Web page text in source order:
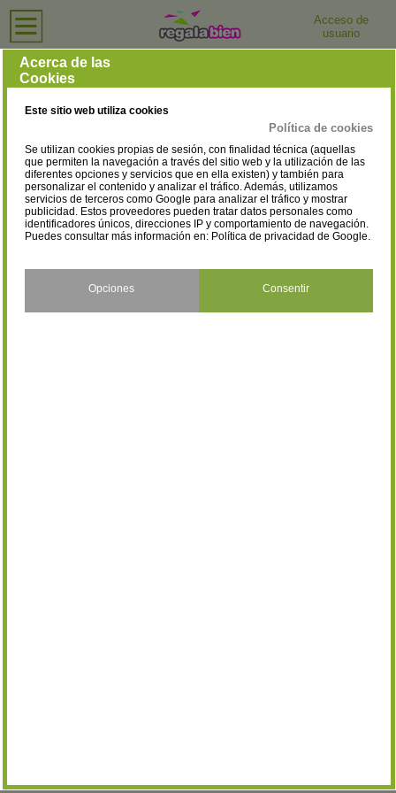
Acceso de
usuario
Joyerías y Relojerías en Lleida
Selecciona la localidad
Inicio › Joyerías y Relojerías
Agramunt Alcarràs
(6)
Bossòst(1) Cervera(2)
El Pont De Suert(1) La Seu D´Urgell(4)
Les Borges Blanques(2) Lleida(52)
(2)
Acerca de las
Cookies
Este sitio web utiliza cookies
Política de cookies
Se utilizan cookies propias de sesión, con finalidad técnica (aquellas
que permiten la navegación a través del sitio web y la utilización de las
diferentes opciones y servicios que en ella existen) y también para
personalizar el contenido y analizar el tráfico. Además, utilizamos
servicios de terceros como Google para analizar el tráfico y mostrar
publicidad. Estos proveedores pueden tratar datos personales como
identificadores únicos, direcciones IP y comportamiento de navegación.
Puedes consultar más información en: Política de privacidad de Google.
Opciones Consentir